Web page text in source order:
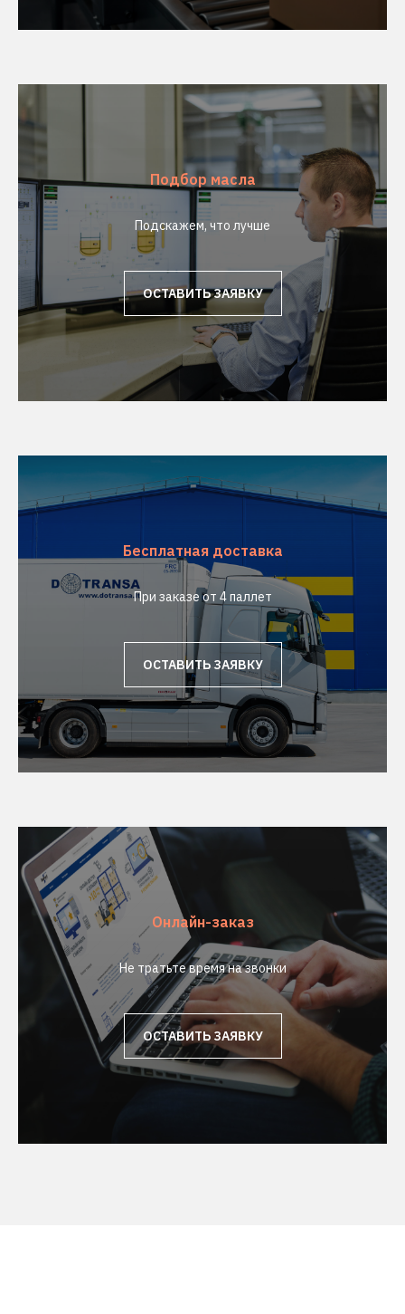
Подбор масла
Подскажем, что лучше
ОСТАВИТЬ ЗАЯВКУ
Бесплатная доставка
При заказе от 4 паллет
ОСТАВИТЬ ЗАЯВКУ
Онлайн-заказ
Не тратьте время на звонки
ОСТАВИТЬ ЗАЯВКУ